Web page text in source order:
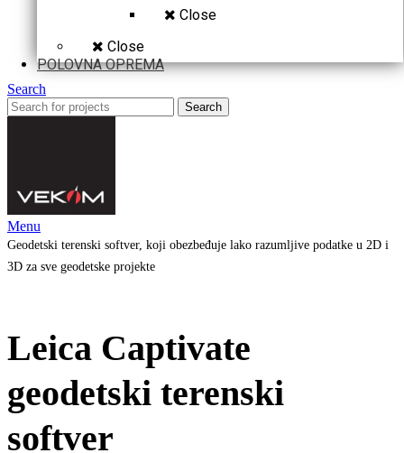
Close
Close
POLOVNA OPREMA
Search
Search
Menu
Geodetski terenski softver, koji obezbeđuje lako razumljive podatke u 2D i
3D za sve geodetske projekte
Leica Captivate
geodetski terenski
softver